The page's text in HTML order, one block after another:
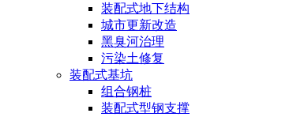
装配式地下结构
城市更新改造
黑臭河治理
污染土修复
装配式基坑
组合钢桩
装配式型钢支撑